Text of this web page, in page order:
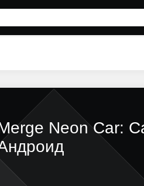
Neon Car: